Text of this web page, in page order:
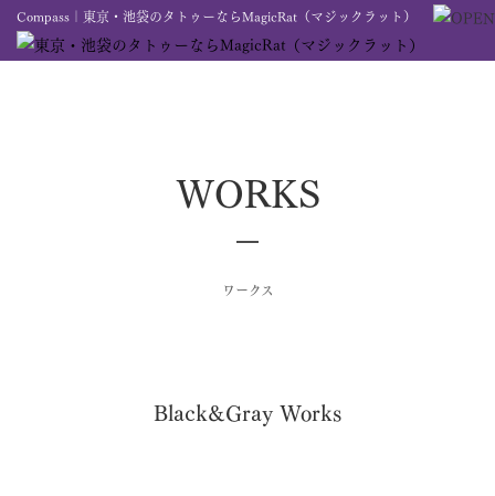
Compass｜東京・池袋のタトゥーならMagicRat（マジックラット）
WORKS
ワークス
Black&Gray Works